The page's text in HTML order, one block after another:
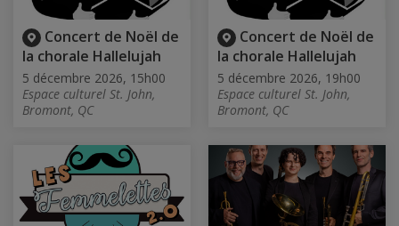
Concert de Noël de
la chorale Hallelujah
5 décembre 2026, 15h00
Espace culturel St. John,
Bromont, QC
Concert de Noël de
la chorale Hallelujah
5 décembre 2026, 19h00
Espace culturel St. John,
Bromont, QC